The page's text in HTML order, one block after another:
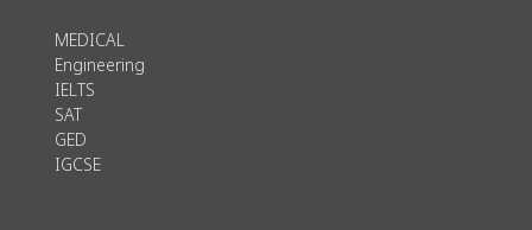
MEDICAL
Engineering
IELTS
SAT
GED
IGCSE